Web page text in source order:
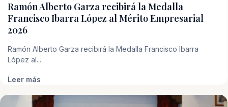
Ramón Alberto Garza recibirá la Medalla
Francisco Ibarra López al Mérito Empresarial
2026
Ramón Alberto Garza recibirá la Medalla Francisco Ibarra
López al...
Leer más